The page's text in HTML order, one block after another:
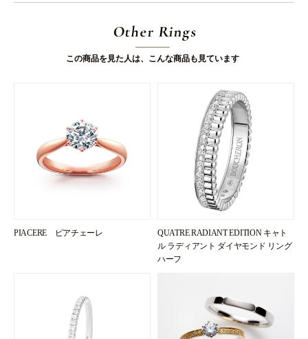
Other Rings
この商品を見た人は、こんな商品も見ています
PIACERE ピアチェーレ
QUATRE RADIANT EDITION キャト
ル ラディアント ダイヤモンド リング
ハーフ